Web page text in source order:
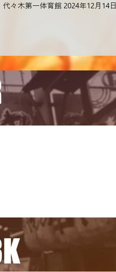
代々⽊第⼀体育館 2024年12⽉14⽇